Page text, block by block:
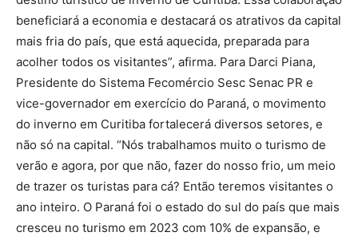
beneficiará a economia e destacará os atrativos da capital
mais fria do país, que está aquecida, preparada para
acolher todos os visitantes”, afirma. Para Darci Piana,
Presidente do Sistema Fecomércio Sesc Senac PR e
vice-governador em exercício do Paraná, o movimento
do inverno em Curitiba fortalecerá diversos setores, e
não só na capital. “Nós trabalhamos muito o turismo de
verão e agora, por que não, fazer do nosso frio, um meio
de trazer os turistas para cá? Então teremos visitantes o
ano inteiro. O Paraná foi o estado do sul do país que mais
cresceu no turismo em 2023 com 10% de expansão, e